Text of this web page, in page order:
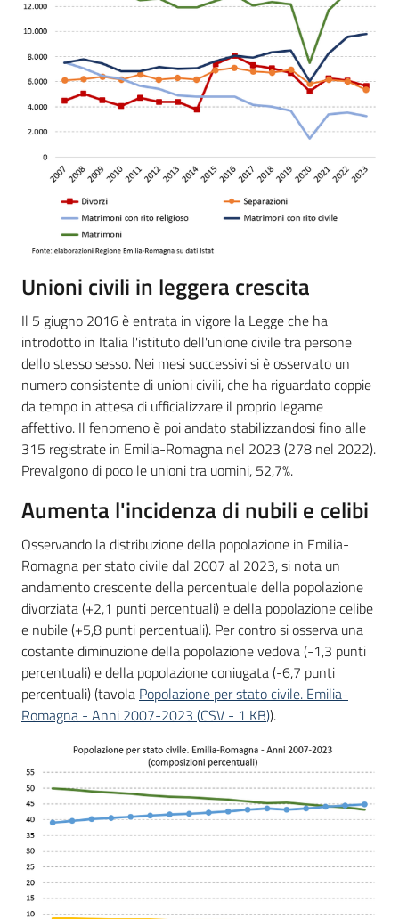
Unioni civili in leggera crescita
Il 5 giugno 2016 è entrata in vigore la Legge che ha
introdotto in Italia l'istituto dell'unione civile tra persone
dello stesso sesso. Nei mesi successivi si è osservato un
numero consistente di unioni civili, che ha riguardato coppie
da tempo in attesa di ufficializzare il proprio legame
affettivo. Il fenomeno è poi andato stabilizzandosi fino alle
315 registrate in Emilia-Romagna nel 2023 (278 nel 2022).
Prevalgono di poco le unioni tra uomini, 52,7%.
Aumenta l'incidenza di nubili e celibi
Osservando la distribuzione della popolazione in Emilia-
Romagna per stato civile dal 2007 al 2023, si nota un
andamento crescente della percentuale della popolazione
divorziata (+2,1 punti percentuali) e della popolazione celibe
e nubile (+5,8 punti percentuali). Per contro si osserva una
costante diminuzione della popolazione vedova (-1,3 punti
percentuali) e della popolazione coniugata (-6,7 punti
percentuali) (tavola Popolazione per stato civile. Emilia-
Romagna - Anni 2007-2023 (CSV - 1 KB)).